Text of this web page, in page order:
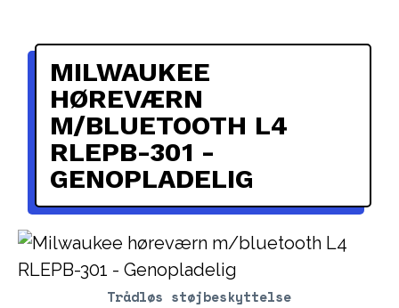
Trådløs støjbeskyttelse
MILWAUKEE
HØREVÆRN
M/BLUETOOTH L4
RLEPB-301 -
GENOPLADELIG